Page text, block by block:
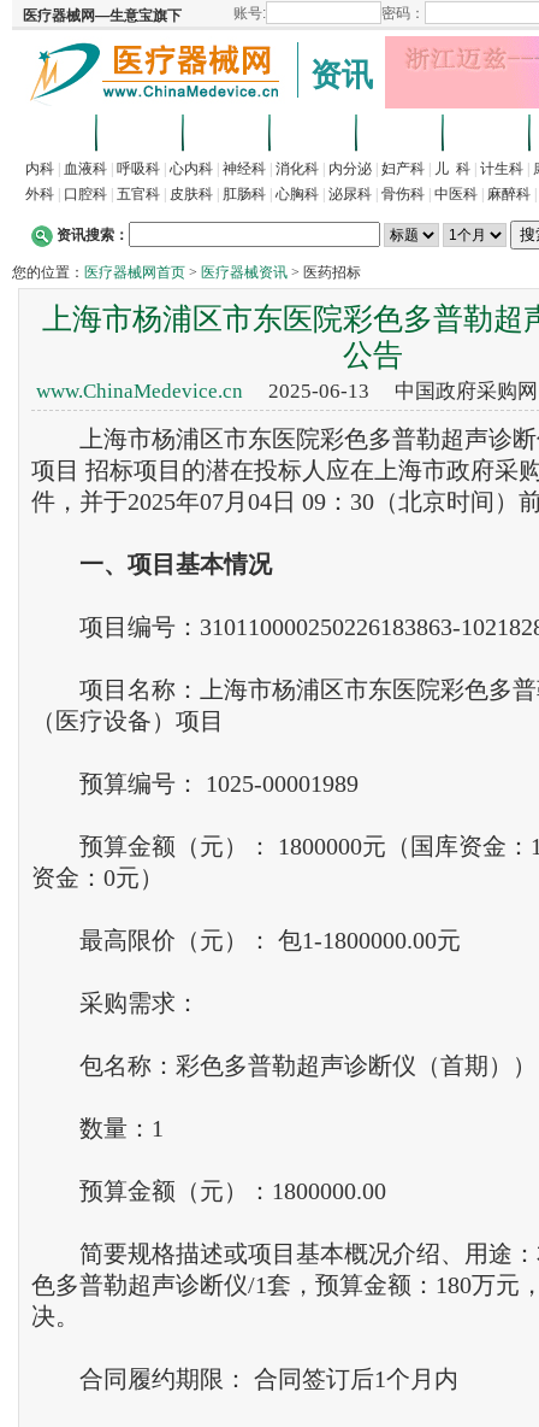
资讯
内科 血液科 呼吸科 心内科 神经科 消化科 内分泌 妇产科 儿 科 计生科
外科
口腔科 五官科 皮肤科 肛肠科 心胸科 泌尿科 骨伤科 中医科 麻醉科
资讯搜索：
您的位置： 医疗器械网首页 > 医疗器械资讯 > 医药招标
上海市杨浦区市东医院彩色多普勒超
公告
www.ChinaMedevice.cn2025-06-13 中国政府采购
上海市杨浦区市东医院彩色多普勒超声诊断
项目 招标项目的潜在投标人应在上海市政府采
件，并于2025年07月04日 09：30（北京时间）
一、 项目基本情况
项目编号：310110000250226183863-
项目名称：上海市杨浦区市东医院彩色多普
（医疗设备）项目
预算编号： 1025-00001989
预算金额（元）： 1800000元（国库资金：
资金：0元）
最高限价（元）： 包1-1800000.00元
采购需求：
包名称：彩色多普勒超声诊断仪（首期））
数量：1
预算金额（元）：1800000.00
简要规格描述或项目基本概况介绍、用途：
色多普勒超声诊断仪/1套，预算金额：180万元
决。
合同履约期限： 合同签订后1个月内